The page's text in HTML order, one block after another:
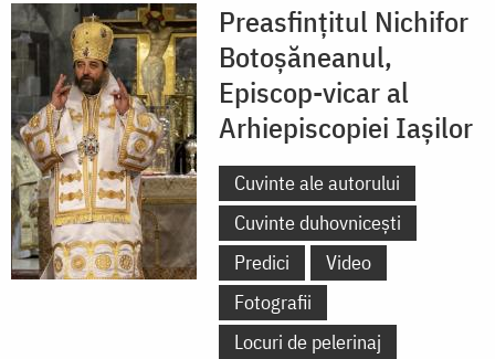
Preasfințitul Nichifor
Botoșăneanul,
Episcop-vicar al
Arhiepiscopiei Iașilor
Cuvinte ale autorului
Cuvinte duhovnicești
Predici
Video
Fotografii
Locuri de pelerinaj